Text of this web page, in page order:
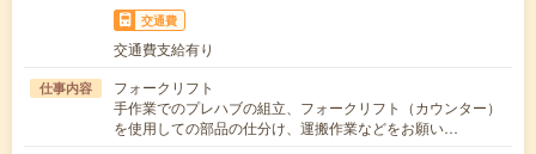
交通費
交通費支給有り
仕事内容
フォークリフト
手作業でのプレハブの組立、フォークリフト（カウンター）
を使用しての部品の仕分け、運搬作業などをお願い…